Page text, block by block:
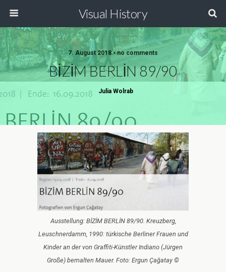
Visual History
7. August 2018 • no comments
BİZİM BERLİN 89/90
Julia Wolrab
Ausstellung: BİZİM BERLİN 89/90. Kreuzberg,
Leuschnerdamm, 1990: türkische Berliner Frauen und
Kinder an der von Graffiti-Künstler Indiano (Jürgen
Große) bemalten Mauer. Foto: Ergun Çağatay ©